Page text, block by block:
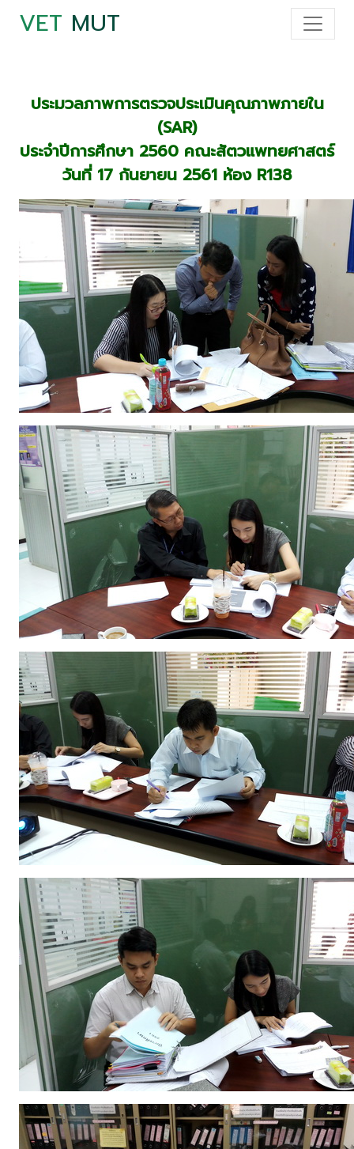
VET MUT
ประมวลภาพการตรวจประเมินคุณภาพภายใน
(SAR)
ประจำปีการศึกษา 2560 คณะสัตวแพทยศาสตร์
วันที่ 17 กันยายน 2561 ห้อง R138